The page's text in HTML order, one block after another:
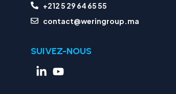
+212 5 29 64 65 55
contact@weringroup.ma
SUIVEZ-NOUS